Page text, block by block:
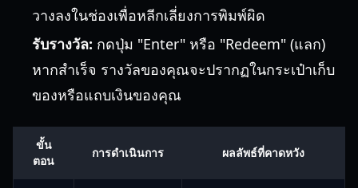
วางลงในช่องเพื่อหลีกเลี่ยงการพิมพ์ผิด
รับรางวัล: กดปุ่ม "Enter" หรือ "Redeem" (แลก)
หากสำเร็จ รางวัลของคุณจะปรากฏในกระเป๋าเก็บ
ของหรือแถบเงินของคุณ
ขั้น
ตอน
การดำเนินการ ผลลัพธ์ที่คาดหวัง